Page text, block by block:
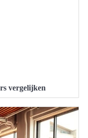
vergelijken